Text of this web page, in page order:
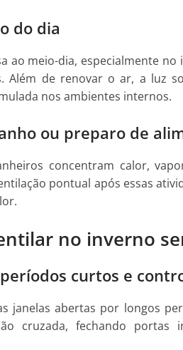
do dia
ao meio-dia, especialmente
Além de renovar o ar, a luz
nos ambientes internos.
ou preparo de
concentram calor,
pontual após essas
no inverno
curtos e
janelas abertas por longos
cruzada, fechando